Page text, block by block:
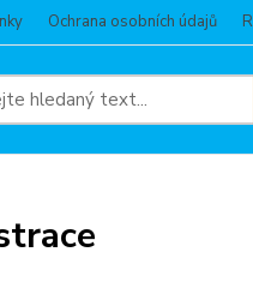
Ochrana osobních údajů